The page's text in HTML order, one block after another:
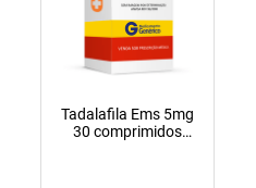
Tadalafila Ems 5mg
30 comprimidos